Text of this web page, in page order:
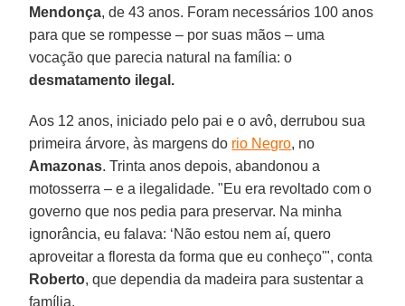
Mendonça, de 43 anos. Foram necessários 100 anos
para que se rompesse – por suas mãos – uma
vocação que parecia natural na família: o
desmatamento ilegal.
Aos 12 anos, iniciado pelo pai e o avô, derrubou sua
primeira árvore, às margens do rio Negro, no
Amazonas. Trinta anos depois, abandonou a
motosserra – e a ilegalidade. "Eu era revoltado com o
governo que nos pedia para preservar. Na minha
ignorância, eu falava: ‘Não estou nem aí, quero
aproveitar a floresta da forma que eu conheço'", conta
Roberto, que dependia da madeira para sustentar a
família.